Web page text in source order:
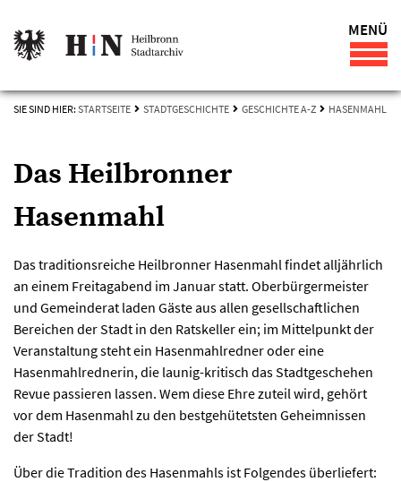
MENÜ
SIE SIND HIER: STARTSEITE STADTGESCHICHTE GESCHICHTE A-Z HASENMAHL
Das Heilbronner
Hasenmahl
Das traditionsreiche Heilbronner Hasenmahl findet alljährlich
an einem Freitagabend im Januar statt. Oberbürgermeister
und Gemeinderat laden Gäste aus allen gesellschaftlichen
Bereichen der Stadt in den Ratskeller ein; im Mittelpunkt der
Veranstaltung steht ein Hasenmahlredner oder eine
Hasenmahlrednerin, die launig-kritisch das Stadtgeschehen
Revue passieren lassen. Wem diese Ehre zuteil wird, gehört
vor dem Hasenmahl zu den bestgehütetsten Geheimnissen
der Stadt!
Über die Tradition des Hasenmahls ist Folgendes überliefert: